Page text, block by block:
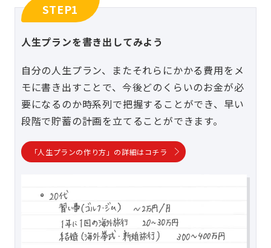
STEP1
人生プランを書き出してみよう
自分の人生プラン、またそれらにかかる費用をメ
モに書き出すことで、今後どのくらいのお金が必
要になるのか時系列で把握することができ、早い
段階で貯蓄の計画を立てることができます。
「人生プランの作り方」の詳細はコチラ